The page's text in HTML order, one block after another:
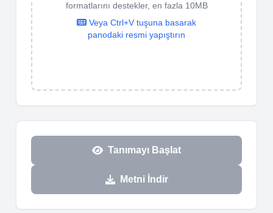
formatlarını destekler, en fazla 10MB
Veya Ctrl+V tuşuna basarak
panodaki resmi yapıştırın
Tanımayı Başlat
Metni İndir